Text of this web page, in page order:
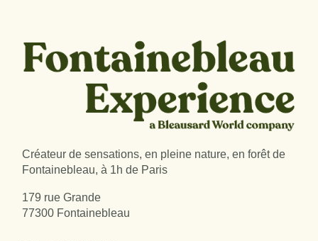
Créateur de sensations, en pleine nature, en forêt de
Fontainebleau, à 1h de Paris
179 rue Grande
77300 Fontainebleau